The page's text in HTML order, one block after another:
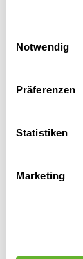
Notwendig
Präferenzen
Statistiken
Marketing